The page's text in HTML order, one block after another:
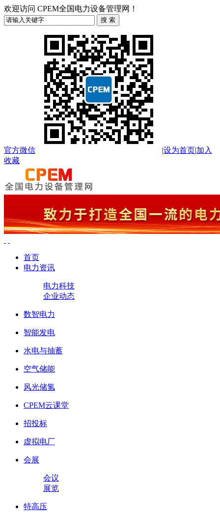
欢迎访问 CPEM全国电力设备管理网！
官方微信 |设为首页|加入
收藏
首页
电力资讯
电力科技
企业动态
数智电力
智能发电
水电与抽蓄
空气储能
风光储氢
CPEM云课堂
招投标
虚拟电厂
会展
会议
展览
特高压